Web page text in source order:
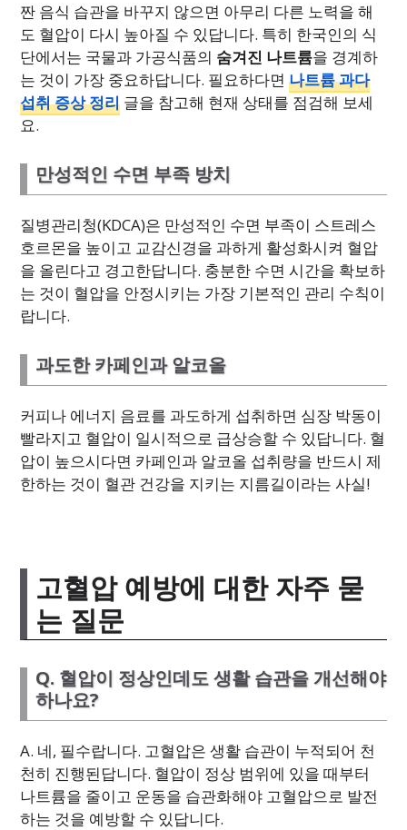
짠 음식 습관을 바꾸지 않으면 아무리 다른 노력을 해
도 혈압이 다시 높아질 수 있답니다. 특히 한국인의 식
단에서는 국물과 가공식품의 숨겨진 나트륨을 경계하
는 것이 가장 중요하답니다. 필요하다면 나트륨 과다
섭취 증상 정리 글을 참고해 현재 상태를 점검해 보세
요.
만성적인 수면 부족 방치
질병관리청(KDCA)은 만성적인 수면 부족이 스트레스
호르몬을 높이고 교감신경을 과하게 활성화시켜 혈압
을 올린다고 경고한답니다. 충분한 수면 시간을 확보하
는 것이 혈압을 안정시키는 가장 기본적인 관리 수칙이
랍니다.
과도한 카페인과 알코올
커피나 에너지 음료를 과도하게 섭취하면 심장 박동이
빨라지고 혈압이 일시적으로 급상승할 수 있답니다. 혈
압이 높으시다면 카페인과 알코올 섭취량을 반드시 제
한하는 것이 혈관 건강을 지키는 지름길이라는 사실!
고혈압 예방에 대한 자주 묻
는 질문
Q. 혈압이 정상인데도 생활 습관을 개선해야
하나요?
A. 네, 필수랍니다. 고혈압은 생활 습관이 누적되어 천
천히 진행된답니다. 혈압이 정상 범위에 있을 때부터
나트륨을 줄이고 운동을 습관화해야 고혈압으로 발전
하는 것을 예방할 수 있답니다.